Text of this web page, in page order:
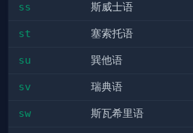
ss 斯威士语
st 塞索托语
su 巽他语
sv 瑞典语
sw 斯瓦希里语